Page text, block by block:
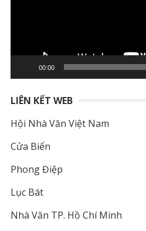
00:00
LIÊN KẾT WEB
Hội Nhà Văn Việt Nam
Cửa Biển
Phong Điệp
Lục Bát
Nhà Văn TP. Hồ Chí Minh